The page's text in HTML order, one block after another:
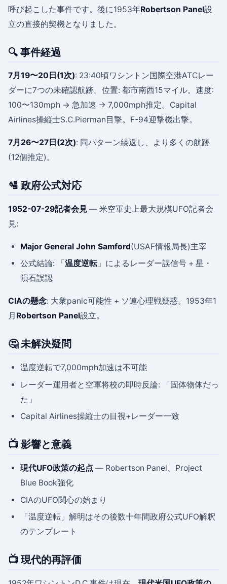
呼び起こした事件です。後に1953年Robertson Panel設
立の直接的契機となりました。
🔍 事件経過
7月19〜20日(1次): 23:40頃ワシントン国際空港ATCレー
ダーに7つの未確認航跡。位置: 都市南西15マイル。速度:
100〜130mph → 急加速 → 7,000mph推定。Capital
Airlines操縦士S.C.Pierman目撃。F-94迎撃機出撃。
7月26〜27日(2次): 同パターン繰返し、より多くの航跡
(12個推定)。
🛂 政府公式対応
1952-07-29記者会見 — 米空軍史上最大規模UFO記者会
見:
Major General John Samford(USAF情報局長)主宰
公式結論: 「 温度逆転」によるレーダー誤信号 + 星・
隕石誤認
CIAの懸念: 大衆panic可能性 + ソ連心理戦疑惑。1953年1
月 Robertson Panel設立。
🤔 未解決疑問
温度逆転で7,000mph加速は不可能
レーダー運用者と空軍将校の即時反論: 「固体物体だっ
た」
Capital Airlines操縦士の目視+レーダー一致
📺 影響と意義
現代UFO政策の起点 — Robertson Panel、Project
Blue Book強化
CIAのUFO関心の始まり
「温度逆転」解明はその後数十年間政府公式UFO解釈
のテンプレート
📺 現代的再評価